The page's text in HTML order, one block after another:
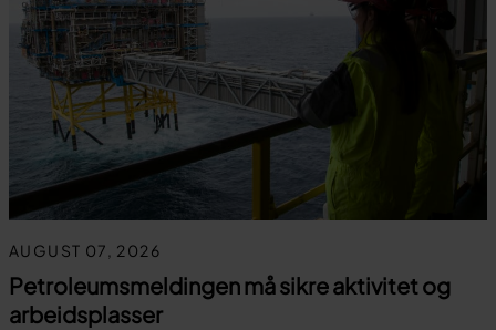
AUGUST 07, 2026
Petroleumsmeldingen må sikre aktivitet og
arbeidsplasser